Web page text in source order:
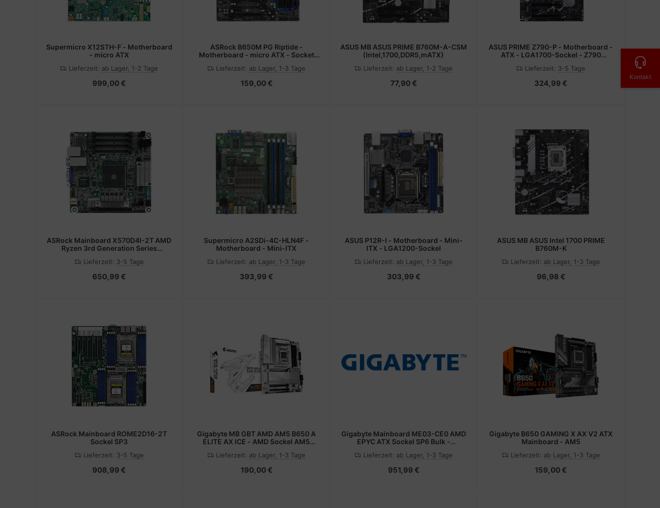
Supermicro X12STH-F - Motherboard
- micro ATX
Lieferzeit: ab Lager, 1-2 Tage
999,00 €
ASRock B650M PG Riptide -
Motherboard - micro ATX - Socket
Gen 1, USB 3.2 Gen 2, USB-C 3.2 Gen2
(CPU erforderlich)
Lieferzeit: ab Lager, 1-3 Tage
159,00 €
ASUS MB ASUS PRIME B760M-A-CSM
(Intel,1700,DDR5,mATX)
Lieferzeit: ab Lager, 1-2 Tage
77,90 €
ASUS PRIME Z790-P - Motherboard -
ATX - LGA1700-Sockel - Z790
2, USB-C 3.2 Gen2, USB-C 3.2 Gen
Grafik (CPU erforderlich)
Lieferzeit: 3-5 Tage
324,99 €
ASRock Mainboard X570D4I-2T AMD
Ryzen 3rd Generation Series
Lieferzeit: 3-5 Tage
650,99 €
Supermicro A2SDi-4C-HLN4F -
Motherboard - Mini-ITX
Lieferzeit: ab Lager, 1-3 Tage
393,99 €
ASUS P12R-I - Motherboard - Mini-
ITX - LGA1200-Sockel
Lieferzeit: ab Lager, 1-3 Tage
303,99 €
ASUS MB ASUS Intel 1700 PRIME
B760M-K
Lieferzeit: ab Lager, 1-3 Tage
96,98 €
ASRock Mainboard ROME2D16-2T
Sockel SP3
Lieferzeit: 3-5 Tage
908,99 €
Gigabyte MB GBT AMD AM5 B650 A
ELITE AX ICE - AMD Sockel AM5
Lieferzeit: ab Lager, 1-3 Tage
190,00 €
Gigabyte Mainboard ME03-CE0 AMD
EPYC ATX Sockel SP6 Bulk -
Lieferzeit: ab Lager, 1-3 Tage
951,99 €
Gigabyte B650 GAMING X AX V2 ATX
Mainboard - AM5
Lieferzeit: ab Lager, 1-3 Tage
159,00 €
Kontakt